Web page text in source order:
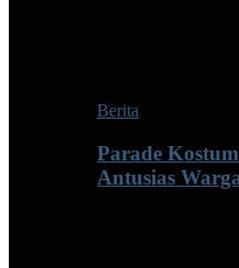
Berita
Parade
Antusias